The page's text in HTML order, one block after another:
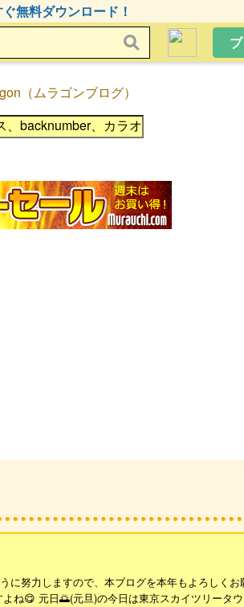
無料ダウンロード！
努力しますので、本ブログを本年もよろしくお
ね😋 元日🌅(元旦)の今日は東京スカイツリータ